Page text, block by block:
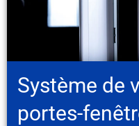
Système de
portes-